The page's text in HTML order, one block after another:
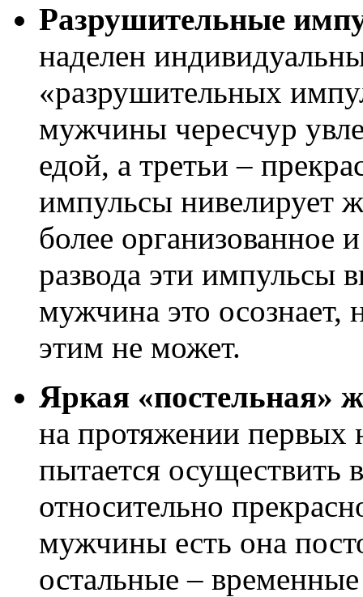
Разрушительные
наделен
«разрушительных
мужчины чересчур
едой, а третьи –
импульсы нивелирует
более организованное
развода эти импульсы
мужчина это осознает,
этим не может.
Яркая «постельная»
на протяжении первых
пытается осуществить
относительно
мужчины есть она
остальные –